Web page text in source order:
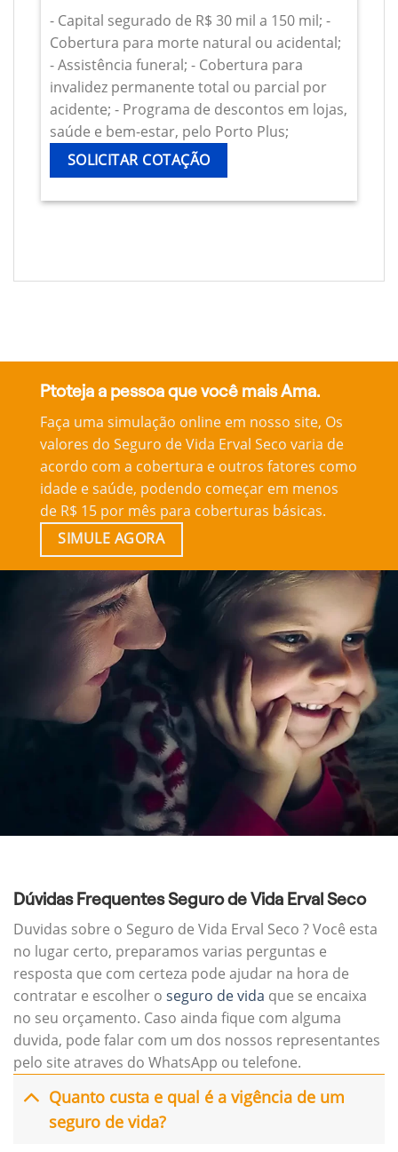
- Capital segurado de R$ 30 mil a 150 mil; -
Cobertura para morte natural ou acidental;
- Assistência funeral; - Cobertura para
invalidez permanente total ou parcial por
acidente; - Programa de descontos em lojas,
saúde e bem-estar, pelo Porto Plus;
SOLICITAR COTAÇÃO
Ptoteja a pessoa que você mais Ama.
Faça uma simulação online em nosso site, Os
valores do Seguro de Vida Erval Seco varia de
acordo com a cobertura e outros fatores como
idade e saúde, podendo começar em menos
de R$ 15 por mês para coberturas básicas.
SIMULE AGORA
Dúvidas Frequentes Seguro de Vida Erval Seco
Duvidas sobre o Seguro de Vida Erval Seco ? Você esta
no lugar certo, preparamos varias perguntas e
resposta que com certeza pode ajudar na hora de
contratar e escolher o seguro de vida que se encaixa
no seu orçamento. Caso ainda fique com alguma
duvida, pode falar com um dos nossos representantes
pelo site atraves do WhatsApp ou telefone.
Quanto custa e qual é a vigência de um
seguro de vida?